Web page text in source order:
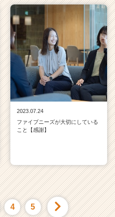
2023.07.24
ファイブニーズが大切にしている
こと【感謝】
4 5